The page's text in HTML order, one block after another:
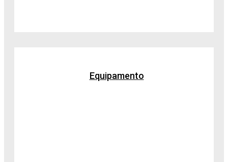
Equipamento